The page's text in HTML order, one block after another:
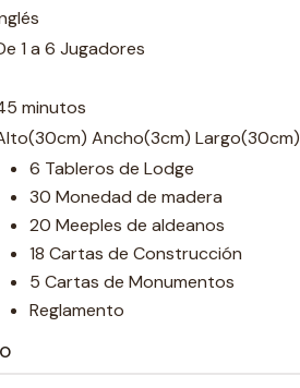
1 a 6 Jugadores
minutos
Ancho(3cm) Largo(30cm)
6 Tableros de Lodge
30 Monedad de madera
20 Meeples de aldeanos
18 Cartas de Construcción
5 Cartas de Monumentos
Reglamento